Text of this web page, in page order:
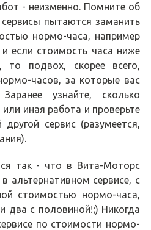
- неизменно. Помните об
пытаются заманить
нормо-часа, например
если стоимость часа ниже
то подвох, скорее всего,
часов, за которые вас
узнайте, сколько
иная работа и проверьте
сервис (разумеется,
так - что в Вита-Моторс
альтернативном сервисе, с
стоимостью нормо-часа,
два с половиной!;) Никогда
по стоимости нормо-